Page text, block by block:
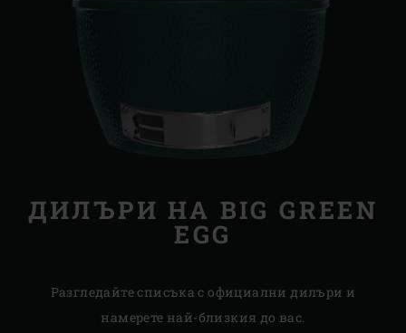
ДИЛЪРИ НА BIG GREEN
EGG
Разгледайте списъка с официални дилъри и
намерете най-близкия до вас.